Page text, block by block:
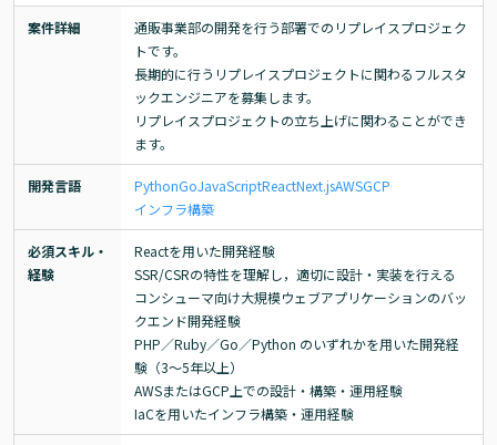
案件詳細
通販事業部の開発を行う部署でのリプレイスプロジェク
トです。
長期的に行うリプレイスプロジェクトに関わるフルスタ
ックエンジニアを募集します。
リプレイスプロジェクトの立ち上げに関わることができ
ます。
開発言語 PythonGoJavaScriptReactNext.jsAWSGCP
インフラ構築
必須スキル・
経験
Reactを用いた開発経験
SSR/CSRの特性を理解し，適切に設計・実装を行える
コンシューマ向け大規模ウェブアプリケーションのバッ
クエンド開発経験
PHP／Ruby／Go／Python のいずれかを用いた開発経
験（3～5年以上）
AWSまたはGCP上での設計・構築・運用経験
IaCを用いたインフラ構築・運用経験